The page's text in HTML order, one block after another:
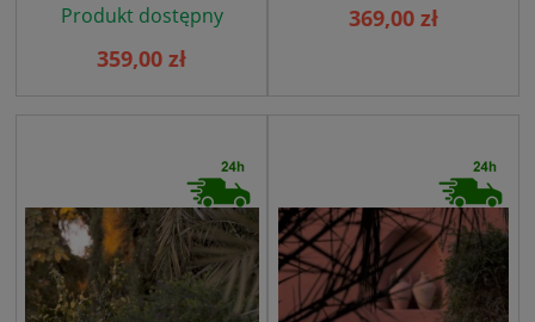
Produkt dostępny
359,00 zł
369,00 zł